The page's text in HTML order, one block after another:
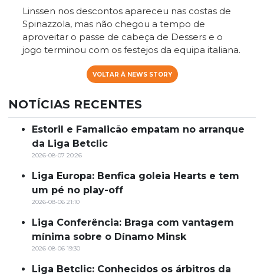
Linssen nos descontos apareceu nas costas de
Spinazzola, mas não chegou a tempo de
aproveitar o passe de cabeça de Dessers e o
jogo terminou com os festejos da equipa italiana.
VOLTAR À NEWS STORY
NOTÍCIAS RECENTES
Estoril e Famalicão empatam no arranque
da Liga Betclic
2026-08-07 20:26
Liga Europa: Benfica goleia Hearts e tem
um pé no play-off
2026-08-06 21:10
Liga Conferência: Braga com vantagem
mínima sobre o Dínamo Minsk
2026-08-06 19:30
Liga Betclic: Conhecidos os árbitros da